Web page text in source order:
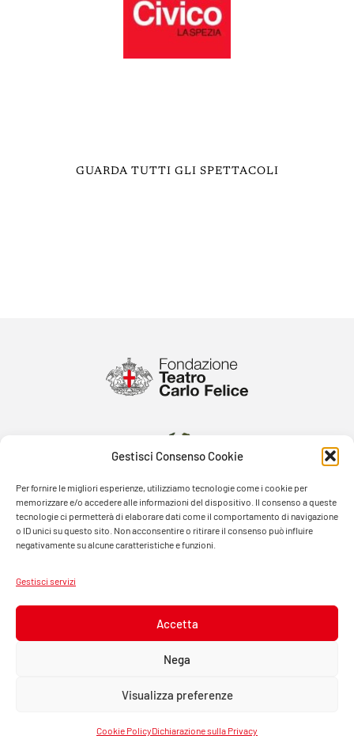
Gestisci Consenso Cookie
Per fornire le migliori esperienze, utilizziamo tecnologie come i cookie per
memorizzare e/o accedere alle informazioni del dispositivo. Il consenso a queste
tecnologie ci permetterà di elaborare dati come il comportamento di navigazione
o ID unici su questo sito. Non acconsentire o ritirare il consenso può influire
negativamente su alcune caratteristiche e funzioni.
Gestisci servizi
Accetta
Nega
Visualizza preferenze
Cookie PolicyDichiarazione sulla Privacy
GUARDA TUTTI GLI SPETTACOLI